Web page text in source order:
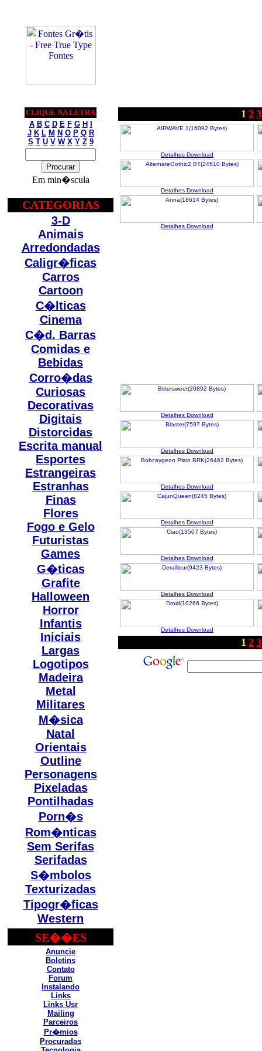
CLIQUE NA LETRA
A B C D E F G H
J K L M N O P Q R
S T U V W X Y Z 9
Em min�scula
CATEGORIAS
3-D
Animais
Arredondadas
Caligr�ficas
Carros
Cartoon
C�lticas
Cinema
C�d. Barras
Comidas e
Bebidas
Corro�das
Curiosas
Decorativas
Digitais
Distorcidas
Escrita manual
Esportes
Estrangeiras
Estranhas
Finas
Flores
Fogo e Gelo
Futuristas
Games
G�ticas
Grafite
Halloween
Horror
Infantis
Iniciais
Largas
Logotipos
Madeira
Metal
Militares
M�sica
Natal
Orientais
Outline
Personagens
Pixeladas
Pontilhadas
Porn�s
Rom�nticas
Sem Serifas
Serifadas
S�mbolos
Texturizadas
Tipogr�ficas
Western
SE��ES
Anuncie
Boletins
Contato
Forum
Instalando
Links
Links Usr
Mailing
Parceiros
Pr�mios
Procuradas
1 2 3
Detalhes Download
Detalhes Download
Detalhes Download
Detalhes Download
Detalhes Download
Detalhes Download
Detalhes Download
Detalhes Download
Detalhes Download
Detalhes Download
1 2 3